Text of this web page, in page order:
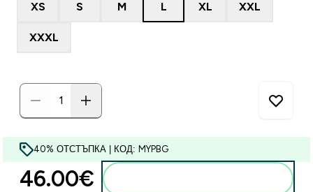
XS S M L XL XXL
XXXL
40% ОТСТЪПКА | КОД: MYPBG
46.00€‎